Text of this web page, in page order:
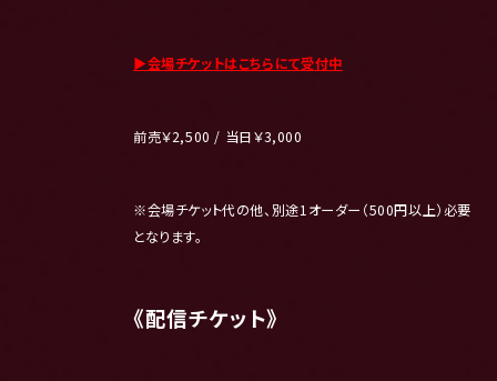
▶︎会場チケットはこちらにて受付中
前売￥2,500 / 当日￥3,000
※会場チケット代の他、別途1オーダー（500円以上）必要
となります。
《配信チケット》